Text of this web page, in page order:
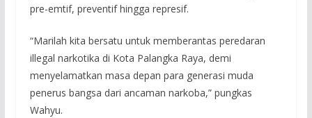
pre-emtif, preventif hingga represif.
“Marilah kita bersatu untuk memberantas peredaran
illegal narkotika di Kota Palangka Raya, demi
menyelamatkan masa depan para generasi muda
penerus bangsa dari ancaman narkoba,” pungkas
Wahyu.